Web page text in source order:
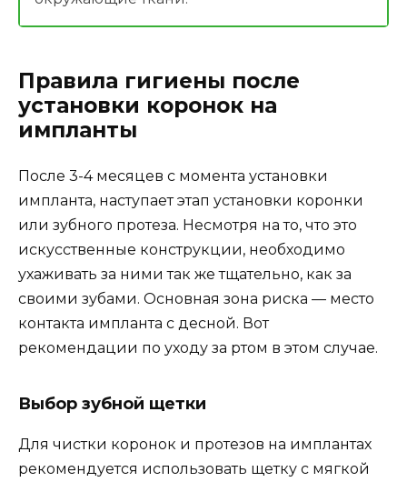
Правила гигиены после
установки коронок на
импланты
После 3-4 месяцев с момента установки
импланта, наступает этап установки коронки
или зубного протеза. Несмотря на то, что это
искусственные конструкции, необходимо
ухаживать за ними так же тщательно, как за
своими зубами. Основная зона риска — место
контакта импланта с десной. Вот
рекомендации по уходу за ртом в этом случае.
Выбор зубной щетки
Для чистки коронок и протезов на имплантах
рекомендуется использовать щетку с мягкой